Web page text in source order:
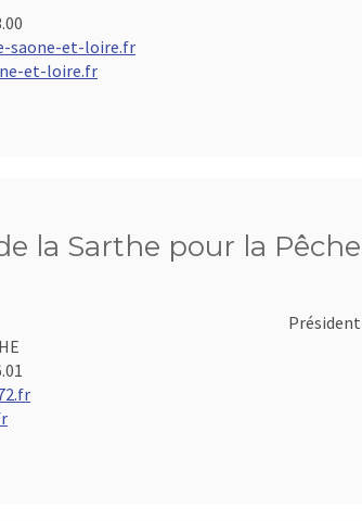
saone-et-loire.fr
et-loire.fr
la Sarthe pour la
Président